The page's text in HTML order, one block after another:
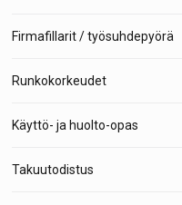
Firmafillarit / työsuhdepyörä
Runkokorkeudet
Käyttö- ja huolto-opas
Takuutodistus